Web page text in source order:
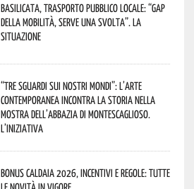
Basilicata, trasporto pubblico locale: “Gap
della mobilità, serve una svolta”. La
situazione
“Tre Sguardi sui Nostri Mondi”: l’arte
contemporanea incontra la storia nella
mostra dell’Abbazia di Montescaglioso.
L’iniziativa
Bonus caldaia 2026, incentivi e regole: tutte